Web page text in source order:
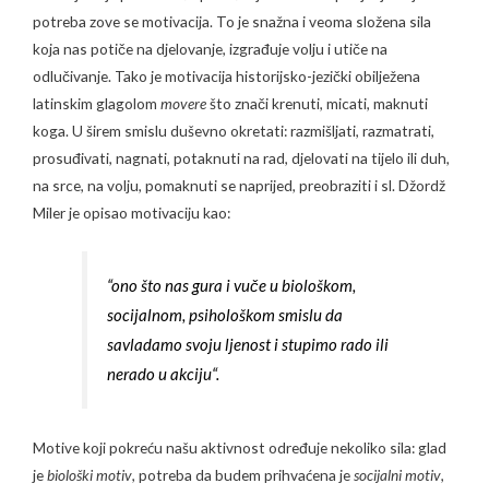
potreba zove se motivacija. To je snažna i veoma složena sila
koja nas potiče na djelovanje, izgrađuje volju i utiče na
odlučivanje. Tako je motivacija historijsko-jezički obilježena
latinskim glagolom moverešto znači krenuti, micati, maknuti
koga. U širem smislu duševno okretati: razmišljati, razmatrati,
prosuđivati, nagnati, potaknuti na rad, djelovati na tijelo ili duh,
na srce, na volju, pomaknuti se naprijed, preobraziti i sl. Džordž
Miler je opisao motivaciju kao:
“ono što nas gura i vuče u biološkom,
socijalnom, psihološkom smislu da
savladamo svoju ljenost i stupimo rado ili
nerado u akciju“.
Motive koji pokreću našu aktivnost određuje nekoliko sila: glad
jebiološki motiv, potreba da budem prihvaćena jesocijalni motiv,